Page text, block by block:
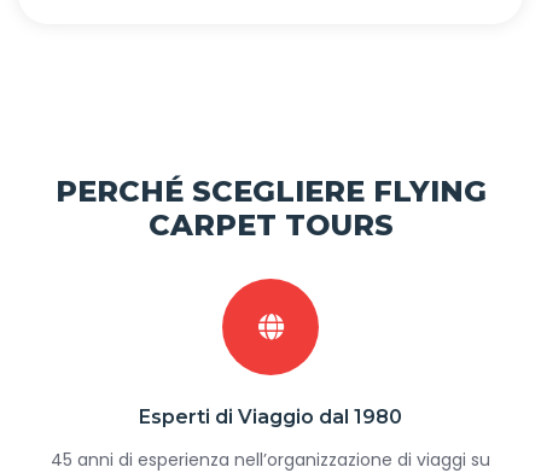
PERCHÉ SCEGLIERE FLYING
CARPET TOURS
Esperti di Viaggio dal 1980
45 anni di esperienza nell’organizzazione di viaggi su